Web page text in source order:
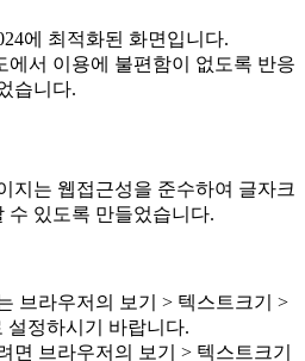
에 최적화된 화면입니다.
에서 이용에 불편함이 없도록 반응
습니다.
지는 웹접근성을 준수하여 글자크
수 있도록 만들었습니다.
브라우저의 보기 > 텍스트크기 >
설정하시기 바랍니다.
면 브라우저의 보기 > 텍스트크기